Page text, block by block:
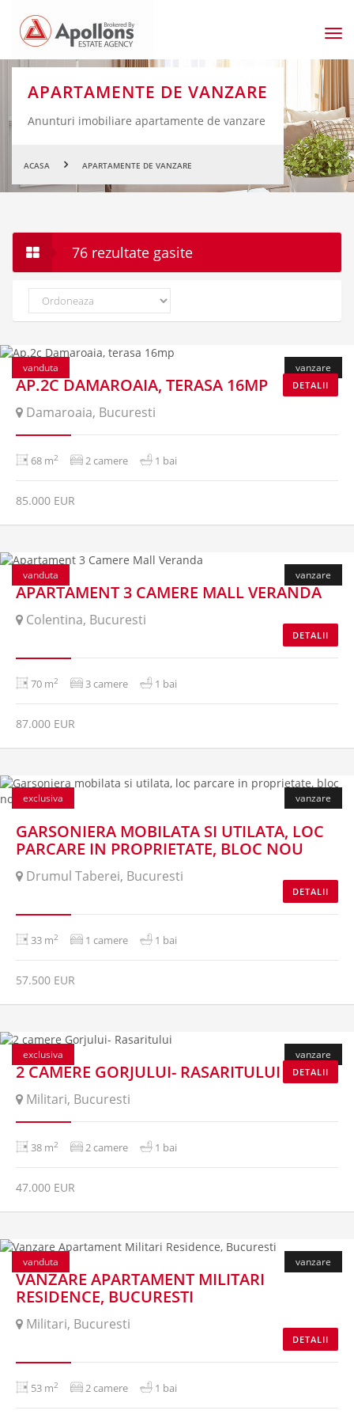
APARTAMENTE DE VANZARE
Anunturi imobiliare apartamente de vanzare
ACASA APARTAMENTE DE VANZARE
76 rezultate gasite
Ordoneaza
dupa
vanduta vanzare
AP.2C DAMAROAIA, TERASA 16MP
Damaroaia, Bucuresti
DETALII
68 m2 2 camere 1 bai
85.000 EUR
vanduta vanzare
APARTAMENT 3 CAMERE MALL VERANDA
Colentina, Bucuresti
DETALII
70 m2 3 camere 1 bai
87.000 EUR
vanduta
exclusiva vanzare
GARSONIERA MOBILATA SI UTILATA, LOC
PARCARE IN PROPRIETATE, BLOC NOU
Drumul Taberei, Bucuresti
DETALII
33 m2 1 camere 1 bai
57.500 EUR
vanduta
exclusiva vanzare
2 CAMERE GORJULUI- RASARITULUI
Militari, Bucuresti
DETALII
38 m2 2 camere 1 bai
47.000 EUR
vanduta vanzare
VANZARE APARTAMENT MILITARI
RESIDENCE, BUCURESTI
Militari, Bucuresti
DETALII
53 m2 2 camere 1 bai